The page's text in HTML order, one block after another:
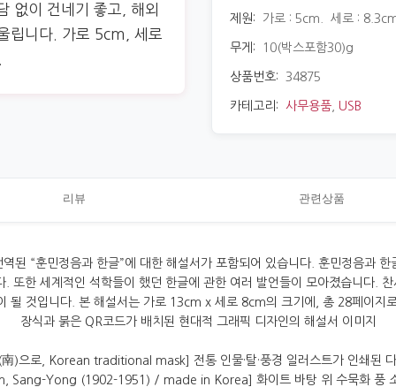
없이 건네기 좋고, 해외
립니다. 가로 5cm, 세로
제원: 가로 : 5cm. 세로 :
무게: 10(박스포함30)g
상품번호: 34875
카테고리: 사무용품 USB
리뷰 관련상품